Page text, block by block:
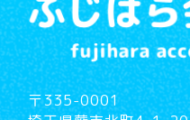
〒335-0001